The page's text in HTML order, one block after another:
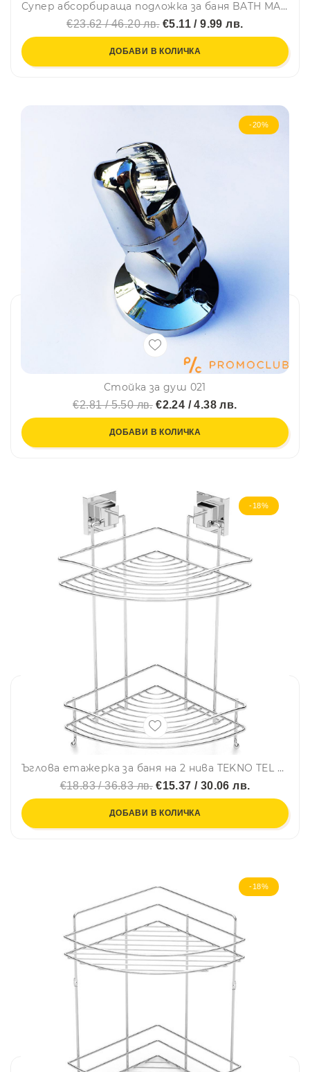
Супер абсорбираща подложка за баня BATH MAT GREY - антихлъзгаща, водоабсорбираща, килимче, BF22
€23.62 / 46.20 лв.€5.11 / 9.99 лв.
ДОБАВИ В КОЛИЧКА
-20%
Стойка за душ 021
€2.81 / 5.50 лв.€2.24 / 4.38 лв.
ДОБАВИ В КОЛИЧКА
-18%
Ъглова етажерка за баня на 2 нива TEKNO TEL EF 253, 21х21х40 см, Двойно залепване, Хром
€18.83 / 36.83 лв.€15.37 / 30.06 лв.
ДОБАВИ В КОЛИЧКА
-18%